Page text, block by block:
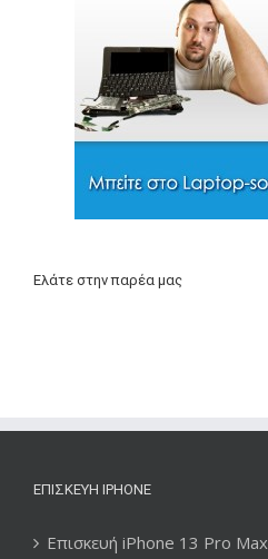
Ελάτε στην παρέα μας
ΕΠΙΣΚΕΥΉ IPHONE
Επισκευή iPhone 13 Pro Max